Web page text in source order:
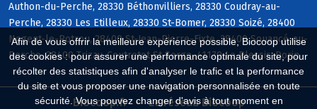
Afin de vous offrir la meilleure expérience possible, Biocoop utilise
des cookies : pour assurer une performance optimale du site, pour
récolter des statistiques afin d'analyser le trafic et la performance
du site et vous proposer une navigation personnalisée en toute
sécurité. Vous pouvez changer d'avis à tout moment en
Authon-du-Perche, 28330 Béthonvilliers, 28330 Coudray-au-
Perche, 28330 Les Etilleux, 28330 St-Bomer, 28330 Soizé, 28400
Nogent-le-Rotrou, 28400 St-Jean-Pierre-Fixte, 28400 Souancé-au-
Perche, 28400 Trizay-Coutretot-St-Serge, 41170 Le Plessis-Dorin
Biocoop.fr Le réseau Biocoop